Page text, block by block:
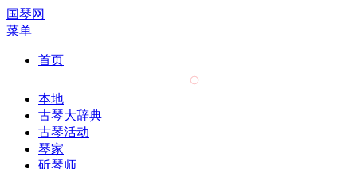
国琴网
菜单
首页
本地
古琴大辞典
古琴活动
琴家
斫琴师